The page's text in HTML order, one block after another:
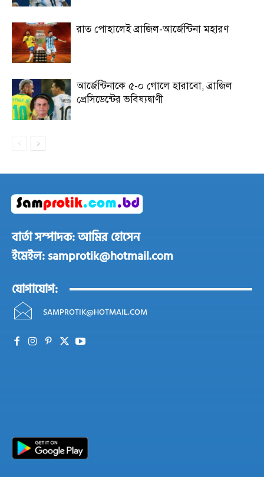
রাত পোহালেই ব্রাজিল-আর্জেন্টিনা মহারণ
আর্জেন্টিনাকে ৫-০ গোলে হারাবো, ব্রাজিল
প্রেসিডেন্টের ভবিষ্যদ্বাণী
বার্তা সম্পাদক: আমির হোসেন
ইমেইল: samprotik@hotmail.com
যোগাযোগ:
SAMPROTIK@HOTMAIL.COM